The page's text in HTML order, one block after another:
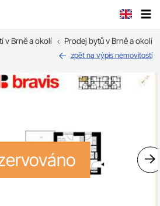
v Brně a okolí Prodej bytů v Brně a okolí
zpět na výpis nemovitostí